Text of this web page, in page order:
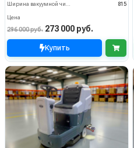
815
Цена
296 000 руб. 273 000 руб.
Купить